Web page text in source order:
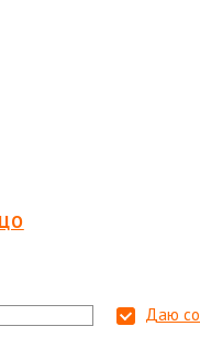
Даю